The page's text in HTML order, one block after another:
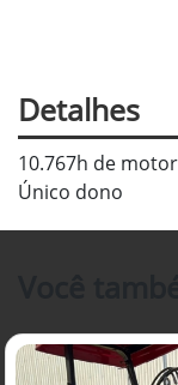
Detalhes
10.767h de
Único dono